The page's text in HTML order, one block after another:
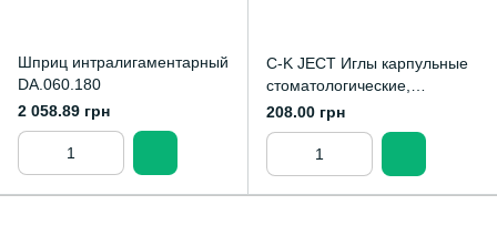
Шприц интралигаментарный
DA.060.180
2 058.89 грн
C-K JECT Иглы карпульные
стоматологические,
европейский стандарт. C-K
Dental Ind.Co. LTD.
208.00 грн